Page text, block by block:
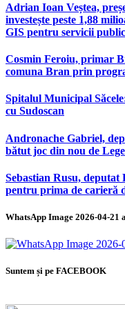
Adrian Ioan Veștea,
investește peste 1,88
GIS pentru servicii
Cosmin Feroiu, primar
comuna Bran prin
Spitalul Municipal
cu Sudoscan
Andronache Gabriel,
bătut joc din nou de
Sebastian Rusu, deputat
pentru prima de carieră
WhatsApp Image 2026-04-21
Suntem și pe FACEBOOK